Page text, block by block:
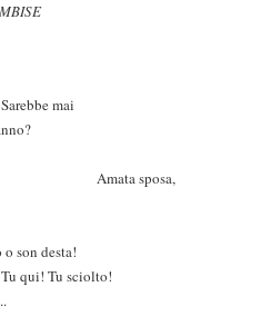
mai
sposa,
desta!
qui! Tu sciolto!